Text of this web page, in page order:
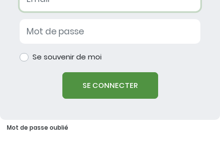
Se souvenir de moi
SE CONNECTER
Mot de passe oublié